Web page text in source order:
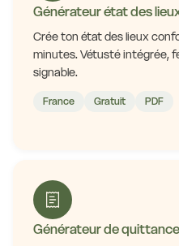
Générateur état des
Crée ton état des lieux
minutes. Vétusté intégrée,
signable.
France Gratuit PDF
Générateur de